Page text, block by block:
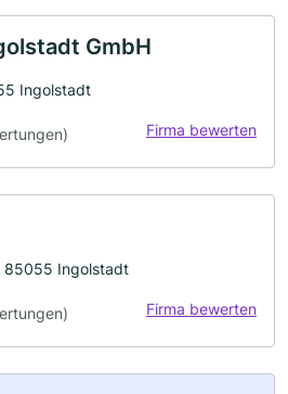
GmbH
Ingolstadt
Firma bewerten
85055 Ingolstadt
Firma bewerten